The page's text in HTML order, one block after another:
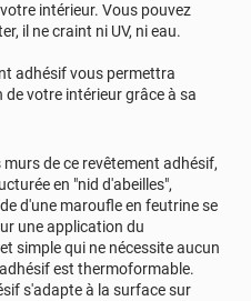
intérieur. Vous pouvez
il ne craint ni UV, ni eau.
adhésif vous permettra
votre intérieur grâce à sa
de ce revêtement adhésif,
en "nid d'abeilles",
d'une maroufle en feutrine se
une application du
simple qui ne nécessite aucun
est thermoformable.
s'adapte à la surface sur